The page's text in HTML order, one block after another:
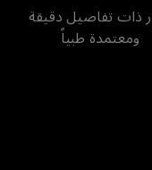
ذات تفاصيل دقيقة
ومعتمدة طبياً